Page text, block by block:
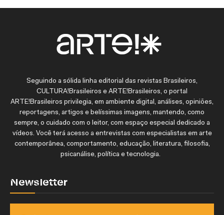
Seguindo a sólida linha editorial das revistas Brasileiros,
CULTURA!Brasileiros e ARTE!Brasileiros, o portal
ARTE!Brasileiros privilegia, em ambiente digital, análises, opiniões,
reportagens, artigos e belíssimas imagens, mantendo, como
sempre, o cuidado com o leitor, com espaço especial dedicado a
vídeos. Você terá acesso a entrevistas com especialistas em arte
contemporânea, comportamento, educação, literatura, filosofia,
psicanálise, política e tecnologia.
Newsletter